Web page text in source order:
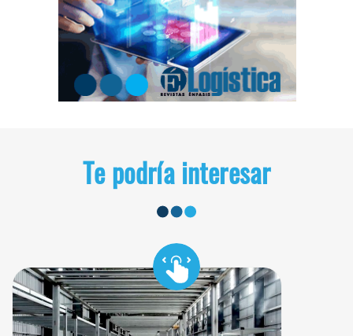
Te podría interesar